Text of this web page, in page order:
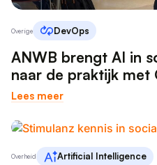
Overige DevOps
ANWB brengt AI in
naar de praktijk met
Lees meer
Overheid Artificial Intelligence